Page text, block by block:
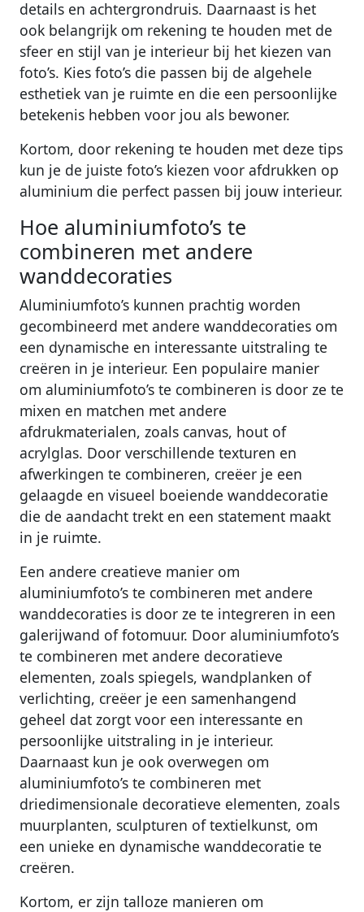
details en achtergrondruis. Daarnaast is het
ook belangrijk om rekening te houden met de
sfeer en stijl van je interieur bij het kiezen van
foto’s. Kies foto’s die passen bij de algehele
esthetiek van je ruimte en die een persoonlijke
betekenis hebben voor jou als bewoner.
Kortom, door rekening te houden met deze tips
kun je de juiste foto’s kiezen voor afdrukken op
aluminium die perfect passen bij jouw interieur.
Hoe aluminiumfoto’s te
combineren met andere
wanddecoraties
Aluminiumfoto’s kunnen prachtig worden
gecombineerd met andere wanddecoraties om
een dynamische en interessante uitstraling te
creëren in je interieur. Een populaire manier
om aluminiumfoto’s te combineren is door ze te
mixen en matchen met andere
afdrukmaterialen, zoals canvas, hout of
acrylglas. Door verschillende texturen en
afwerkingen te combineren, creëer je een
gelaagde en visueel boeiende wanddecoratie
die de aandacht trekt en een statement maakt
in je ruimte.
Een andere creatieve manier om
aluminiumfoto’s te combineren met andere
wanddecoraties is door ze te integreren in een
galerijwand of fotomuur. Door aluminiumfoto’s
te combineren met andere decoratieve
elementen, zoals spiegels, wandplanken of
verlichting, creëer je een samenhangend
geheel dat zorgt voor een interessante en
persoonlijke uitstraling in je interieur.
Daarnaast kun je ook overwegen om
aluminiumfoto’s te combineren met
driedimensionale decoratieve elementen, zoals
muurplanten, sculpturen of textielkunst, om
een unieke en dynamische wanddecoratie te
creëren.
Kortom, er zijn talloze manieren om